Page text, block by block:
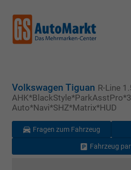
Volkswagen Tiguan R-Line
Auto*Navi*SHZ*Matrix*HUD
Fragen zum Fahrzeug
Fahrzeug